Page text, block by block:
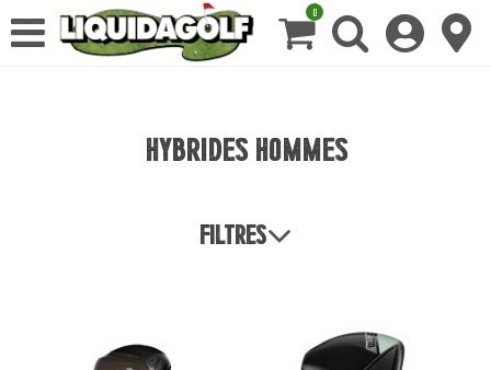
0
Hybrides hommes
Filtres